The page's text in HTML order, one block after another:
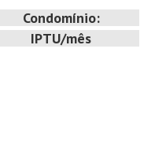
Condomínio:
IPTU/mês